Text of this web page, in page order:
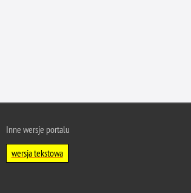
Inne wersje portalu
wersja tekstowa